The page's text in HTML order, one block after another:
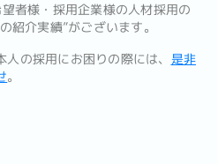
者様・採用企業様の人材採用の
紹介実績”がございます。
の採用にお困りの際には、 是非
。